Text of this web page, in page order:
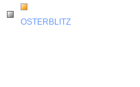
OSTERBLITZ